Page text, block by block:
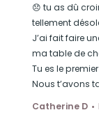
😞 tu as dû
tellement
J’ai fait faire
ma table de
Tu es le
Nous t’avons
Catherine D